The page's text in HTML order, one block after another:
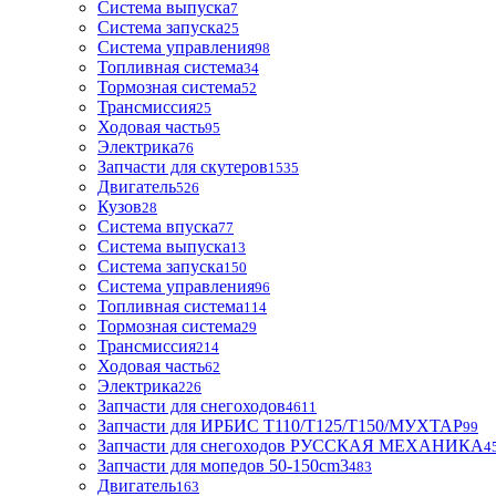
Система выпуска7
Система запуска25
Система управления98
Топливная система34
Тормозная система52
Трансмиссия25
Ходовая часть95
Электрика76
Запчасти для скутеров1535
Двигатель526
Кузов28
Система впуска77
Система выпуска13
Система запуска150
Система управления96
Топливная система114
Тормозная система29
Трансмиссия214
Ходовая часть62
Электрика226
Запчасти для снегоходов4611
Запчасти для ИРБИС T110/T125/T150/МУХТАР99
Запчасти для снегоходов РУССКАЯ МЕХАНИКА
Запчасти для мопедов 50-150cm3483
Двигатель163